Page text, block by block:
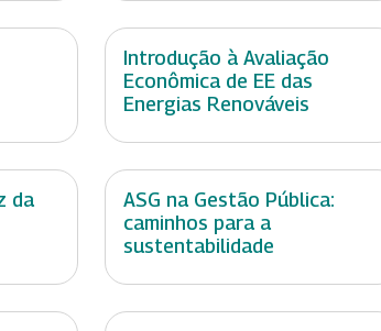
Introdução à Avaliação
Econômica de EE das
Energias Renováveis
da
ASG na Gestão Pública:
caminhos para a
sustentabilidade